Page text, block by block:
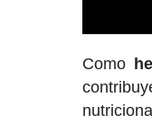
Como